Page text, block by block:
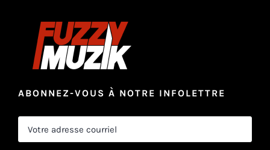
ABONNEZ-VOUS À NOTRE INFOLETTRE